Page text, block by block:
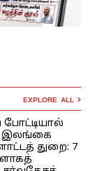
EXPLORE ALL
போட்டியால்
இலங்கை
துறை: 7